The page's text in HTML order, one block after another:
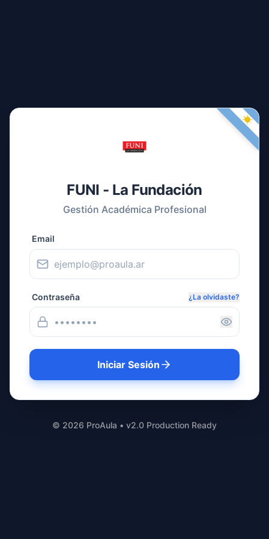
FUNI - La Fundación
Gestión Académica Profesional
Email
Contraseña ¿La olvidaste?
Iniciar Sesión
© 2026 ProAula • v2.0 Production Ready